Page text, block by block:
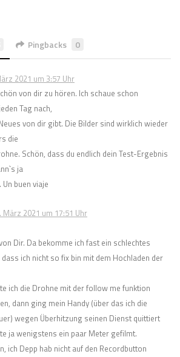
Pingbacks 0
2021 um 3:57 Uhr
von dir zu hören. Ich schaue schon
Tag nach,
von dir gibt. Die Bilder sind wirklich wieder
die
Schön, dass du endlich dein Test-Ergebnis
ja
buen viaje
März 2021 um 17:51 Uhr
Dir. Da bekomme ich fast ein schlechtes
ich nicht so fix bin mit dem Hochladen der
ich die Drohne mit der follow me funktion
dann ging mein Handy (über das ich die
wegen Überhitzung seinen Dienst quittiert
ja wenigstens ein paar Meter gefilmt.
ich Depp hab nicht auf den Recordbutton